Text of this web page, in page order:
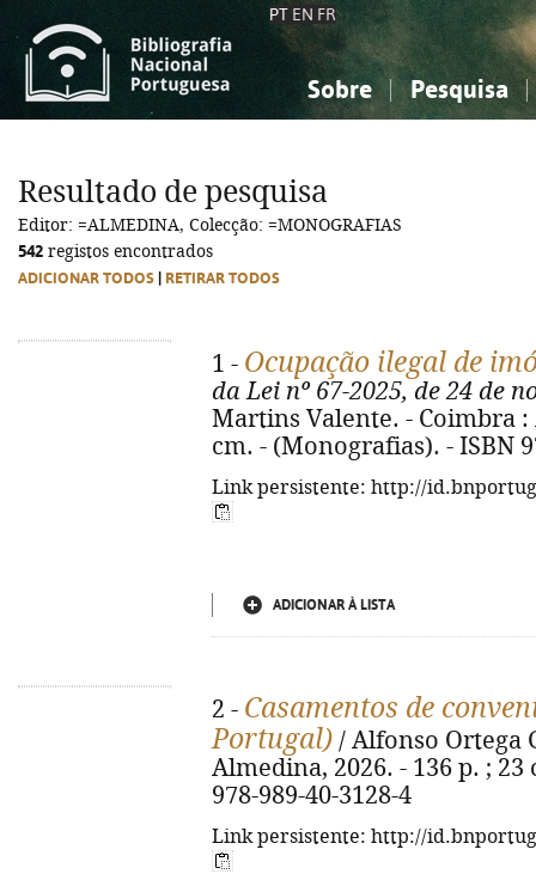
PT EN FR
Sobre Pesquisa
Ciências sociais...
Ciências sociais...
Resultado de pesquisa
Editor: =ALMEDINA, Colecção: =MONOGRAFIAS
542 registos encontrados
ADICIONAR TODOS RETIRAR TODOS
1 - Ocupação ilegal de
da Lei nº 67-2025, de 24 de
Martins Valente. - Coimbra :
cm. - (Monografias). - ISBN
Link persistente: http://
ADICIONAR À LISTA
2 - Casamentos de
Portugal) / Alfonso Ortega
Almedina, 2026. - 136 p. ;
978-989-40-3128-4
Link persistente: http://